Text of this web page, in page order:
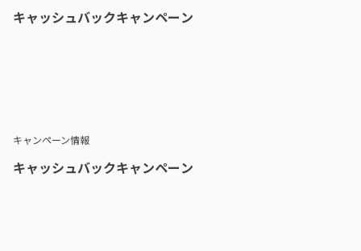
キャッシュバックキャンペーン
キャンペーン情報
キャッシュバックキャンペーン